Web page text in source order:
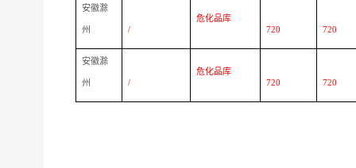
安徽滁
州 /
危化品库
720
720
安徽滁
州 /
危化品库
720
720